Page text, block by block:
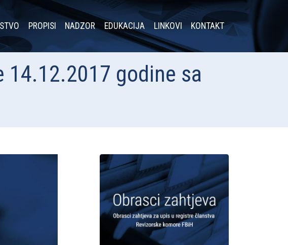
PROPISI NADZOR EDUKACIJA LINKOVI KONTAKT
14.12.2017 godine sa